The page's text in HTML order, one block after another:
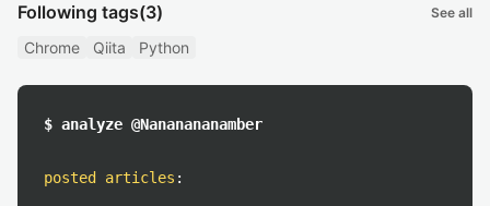
Following tags(3) See all
Chrome Qiita Python
$ analyze @Nananananamber
posted articles :